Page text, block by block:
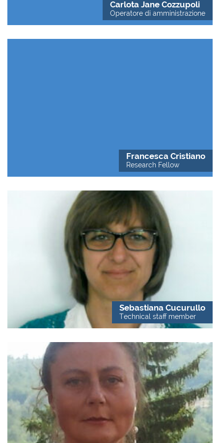
Carlota Jane Cozzupoli
Operatore di amministrazione
Francesca Cristiano
Research Fellow
Sebastiana Cucurullo
Technical staff member